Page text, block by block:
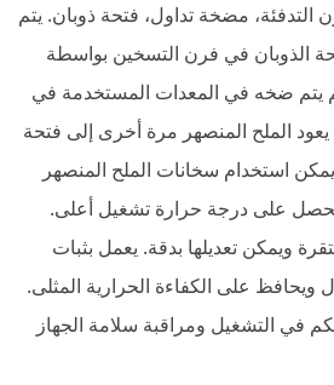
التدفئة، مضخة تداول، فتحة ذوبان. يتم
الذوبان في فرن التسخين بواسطة
يتم ضخه في المعدات المستخدمة في
الملح المنصهر مرة أخرى إلى فتحة
يمكن استخدام سخانات الملح المنصهر
على درجة حرارة تشغيل أعلى.
ويمكن تعديلها بدقة. يعمل بثبات
على الكفاءة الحرارية المثلى.
في التشغيل ومراقبة سلامة الجهاز